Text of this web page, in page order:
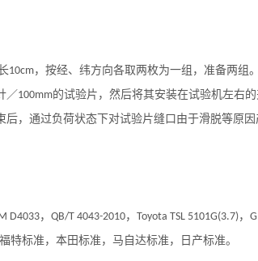
10cm，按经、纬方向各取两枚为一组，准备两组
／100mm的试验片，然后将其安装在试验机左右
后，通过负荷状态下对试验片缝口由于滑脱等原
D4033， QB/T 4043-2010， Toyota TSL 5101G(3.7)，
特标准，本田标准，马自达标准，日产标准。